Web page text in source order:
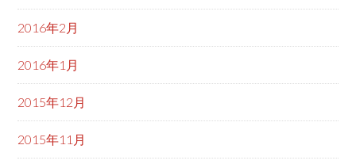
2016年2月
2016年1月
2015年12月
2015年11月